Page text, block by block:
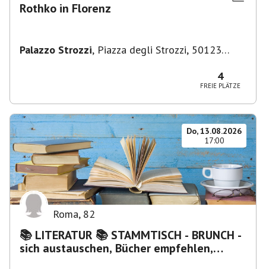
Rothko in Florenz
Palazzo Strozzi, Piazza degli Strozzi, 50123
4
FREIE PLÄTZE
Do, 13.08.2026
17:00
Roma, 82
📚 LITERATUR 📚 STAMMTISCH - BRUNCH -
sich austauschen, Bücher empfehlen,